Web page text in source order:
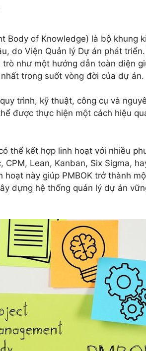
Body of Knowledge) là bộ khung
do Viện Quản lý Dự án phát
trò như một hướng dẫn toàn diện
trong suốt vòng đời của dự án.
trình, kỹ thuật, công cụ và
được thực hiện một cách hiệu
thể kết hợp linh hoạt với nhiều
CPM, Lean, Kanban, Six Sigma,
hoạt này giúp PMBOK trở thành
dựng hệ thống quản lý dự án